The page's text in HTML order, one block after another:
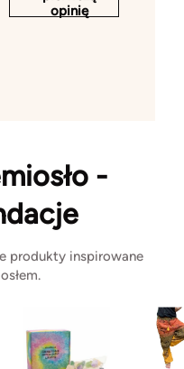
opinię
-
produkty inspirowane